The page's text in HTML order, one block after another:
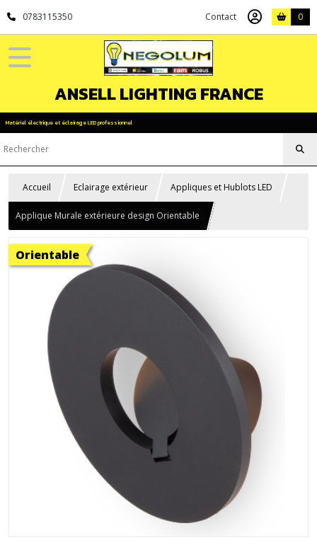
0783115350 Contact 0
ANSELL LIGHTING FRANCE
Matériel électrique et éclairage LED professionnel
Accueil Eclairage extérieur Appliques et Hublots LED
Applique Murale extérieure design Orientable
Orientable